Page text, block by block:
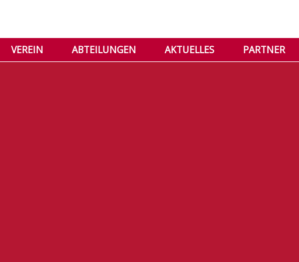
VEREIN ABTEILUNGEN AKTUELLES PARTNER